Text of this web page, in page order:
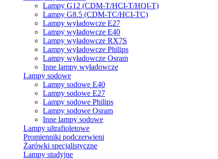
Lampy G12 (CDM-T/HCI-T/HQI-T)
Lampy G8.5 (CDM-TC/HCI-TC)
Lampy wyładowcze E27
Lampy wyładowcze E40
Lampy wyładowcze RX7S
Lampy wyładowcze Philips
Lampy wyładowcze Osram
Inne lampy wyładowcze
Lampy sodowe
Lampy sodowe E40
Lampy sodowe E27
Lampy sodowe Philips
Lampy sodowe Osram
Inne lampy sodowe
Lampy ultrafioletowe
Promienniki podczerwieni
Żarówki specjalistyczne
Lampy studyjne